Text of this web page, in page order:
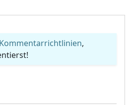
Kommentarrichtlinien,